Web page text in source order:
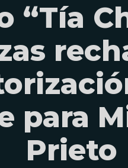
“Tía
para
Prieto